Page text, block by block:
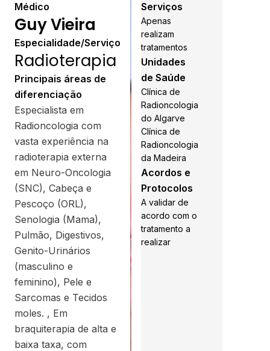
Médico
Guy Vieira
Especialidade/Serviço
Radioterapia
Principais áreas de
diferenciação
Especialista em
Radioncologia com
vasta experiência na
radioterapia externa
em Neuro-Oncologia
(SNC), Cabeça e
Pescoço (ORL),
Senologia (Mama),
Pulmão, Digestivos,
Genito-Urinários
(masculino e
feminino), Pele e
Sarcomas e Tecidos
moles. , Em
braquiterapia de alta e
baixa taxa, com
Serviços
Apenas
realizam
tratamentos
Unidades
de Saúde
Clínica de
Radioncologia
do Algarve
Clínica de
Radioncologia
da Madeira
Acordos e
Protocolos
A validar de
acordo com o
tratamento a
realizar